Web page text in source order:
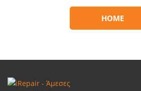
HOME